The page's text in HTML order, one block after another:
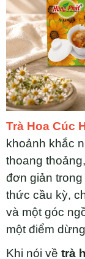
Trà Hoa Cúc
khoảnh khắc
thoang
đơn giản
thức cầu kỳ,
và một góc
một điểm
Khi nói về trà